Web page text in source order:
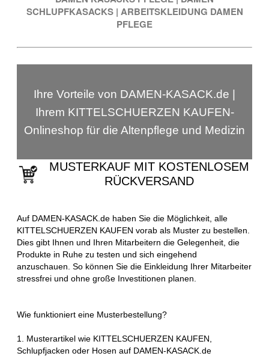
SCHLUPFKASACKS | ARBEITSKLEIDUNG DAMEN
PFLEGE
Ihre Vorteile von DAMEN-KASACK.de |
Ihrem KITTELSCHUERZEN KAUFEN-
Onlineshop für die Altenpflege und Medizin
MUSTERKAUF MIT KOSTENLOSEM
RÜCKVERSAND
Auf DAMEN-KASACK.de haben Sie die Möglichkeit, alle
KITTELSCHUERZEN KAUFEN vorab als Muster zu bestellen.
Dies gibt Ihnen und Ihren Mitarbeitern die Gelegenheit, die
Produkte in Ruhe zu testen und sich eingehend
anzuschauen. So können Sie die Einkleidung Ihrer Mitarbeiter
stressfrei und ohne große Investitionen planen.
Wie funktioniert eine Musterbestellung?
1. Musterartikel wie KITTELSCHUERZEN KAUFEN,
Schlupfjacken oder Hosen auf DAMEN-KASACK.de